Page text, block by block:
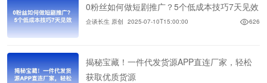
0粉丝如何做短剧推广？5个低成本技巧7天见效
企谈长生 原创 2025-07-10T15:00:00 626
揭秘宝藏！一件代发货源APP直连厂家，轻松
获取优质货源